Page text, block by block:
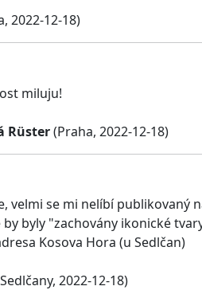
2022-12-18)
miluju!
Rüster(Praha, 2022-12-18)
velmi se mi nelíbí
byly "zachovány ikonické
Kosova Hora (u Sedlčan)
2022-12-18)